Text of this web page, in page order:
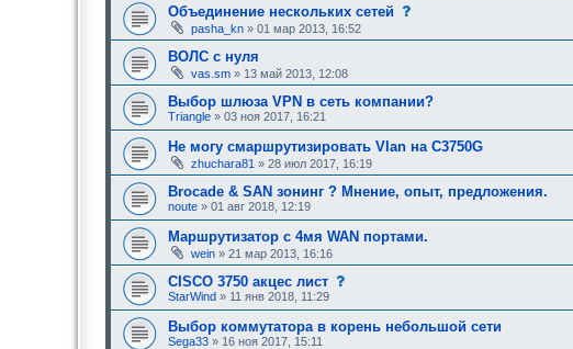
щ
е
н
е
,
р
б
у
ю
щ
е
е
о
б
р
:
Объединение нескольких сетей
н
и
,
р
б
у
щ
е
е
р
е
pasha_kn » 01 мар 2013, 16:52
ВОЛС с нуля
vas.sm » 13 май 2013, 12:08
Выбор шлюза VPN в сеть компании?
Triangle » 03 ноя 2017, 16:21
Не могу смаршрутизировать Vlan на C3750G
zhuchara81 » 28 июл 2017, 16:19
Brocade & SAN зонинг ? Мнение, опыт, предложения.
noute » 01 авг 2018, 12:19
Маршрутизатор с 4мя WAN портами.
wein » 21 мар 2013, 16:16
CISCO 3750 акцес лист
щ
StarWind » 11 янв 2018, 11:29
Выбор коммутатора в корень небольшой сети
Sega33 » 16 ноя 2017, 15:11